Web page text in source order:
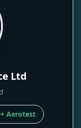
Ltd
Aerotest